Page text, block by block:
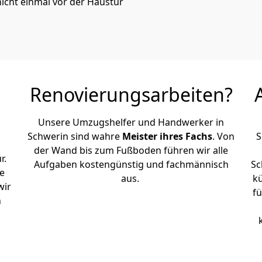
Renovierungsarbeiten?
Unsere Umzugshelfer und Handwerker in
Schwerin sind wahre Meister ihres Fachs. Von
der Wand bis zum Fußboden führen wir alle
Aufgaben kostengünstig und fachmännisch
aus.